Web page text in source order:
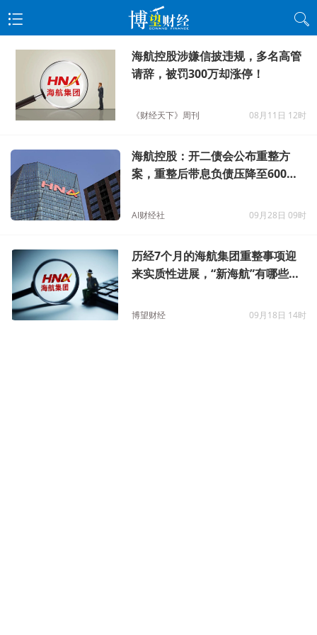
海航控股涉嫌信披违规，多名高管
请辞，被罚300万却涨停！
《财经天下》周刊 08月11日 12时
海航控股：开二债会公布重整方
案，重整后带息负债压降至600亿
AI财经社 09月28日 09时
历经7个月的海航集团重整事项迎
来实质性进展，“新海航”有哪些点
博望财经 09月18日 14时